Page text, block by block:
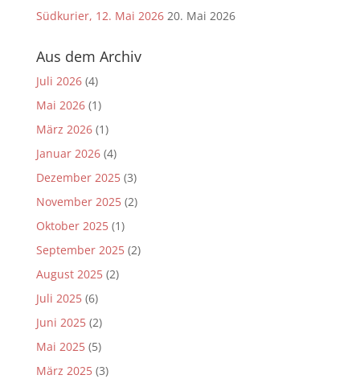
Südkurier, 12. Mai 2026 20. Mai 2026
Aus dem Archiv
Juli 2026(4)
Mai 2026(1)
März 2026(1)
Januar 2026(4)
Dezember 2025(3)
November 2025(2)
Oktober 2025(1)
September 2025(2)
August 2025(2)
Juli 2025(6)
Juni 2025(2)
Mai 2025(5)
März 2025(3)